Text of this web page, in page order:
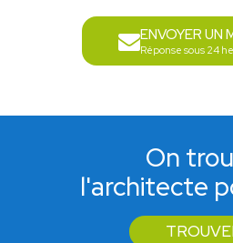
ENVOYER UN
Réponse sous 24
On
l'architecte